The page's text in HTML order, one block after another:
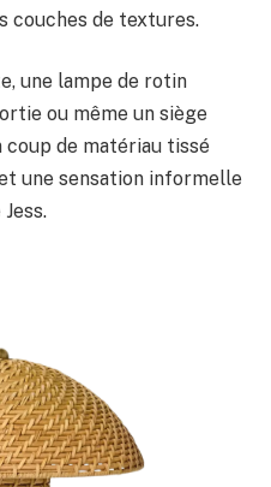
couches de textures.
une lampe de rotin
ou même un siège
de matériau tissé
une sensation informelle